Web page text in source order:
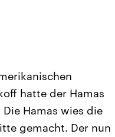
hatte der Hamas
Hamas wies die
gemacht. Der nun